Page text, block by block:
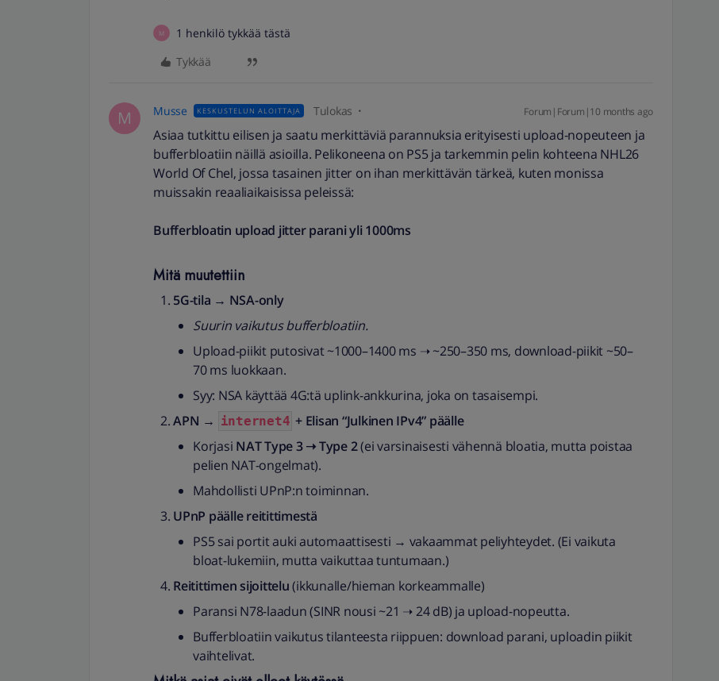
M
1 henkilö tykkää tästä
Tykkää
M Musse KESKUSTELUN ALOITTAJA Tulokas Forum|Forum|10 months ago
Asiaa tutkittu eilisen ja saatu merkittäviä parannuksia erityisesti upload-nopeuteen ja
bufferbloatiin näillä asioilla. Pelikoneena on PS5 ja tarkemmin pelin kohteena NHL26
World Of Chel, jossa tasainen jitter on ihan merkittävän tärkeä, kuten monissa
muissakin reaaliaikaisissa peleissä:
Bufferbloatin upload jitter parani yli 1000ms
Mitä muutettiin
5G-tila → NSA-only
Suurin vaikutus bufferbloatiin.
Upload-piikit putosivat ~1000–1400 ms ➝ ~250–350 ms, download-piikit ~50–
70 ms luokkaan.
Syy: NSA käyttää 4G:tä uplink-ankkurina, joka on tasaisempi.
APN → internet4 + Elisan “Julkinen IPv4” päälle
Korjasi NAT Type 3 ➝ Type 2(ei varsinaisesti vähennä bloatia, mutta poistaa
pelien NAT-ongelmat).
Mahdollisti UPnP:n toiminnan.
UPnP päälle reitittimestä
PS5 sai portit auki automaattisesti → vakaammat peliyhteydet. (Ei vaikuta
bloat-lukemiin, mutta vaikuttaa tuntumaan.)
Reitittimen sijoittelu(ikkunalle/hieman korkeammalle)
Paransi N78-laadun (SINR nousi ~21 ➝ 24 dB) ja upload-nopeutta.
Bufferbloatiin vaikutus tilanteesta riippuen: download parani, uploadin piikit
vaihtelivat.